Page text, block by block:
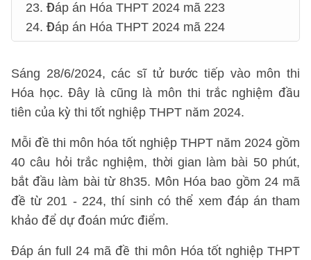
23. Đáp án Hóa THPT 2024 mã 223
24. Đáp án Hóa THPT 2024 mã 224
Sáng 28/6/2024, các sĩ tử bước tiếp vào môn thi
Hóa học. Đây là cũng là môn thi trắc nghiệm đầu
tiên của kỳ thi tốt nghiệp THPT năm 2024.
Mỗi đề thi môn hóa tốt nghiệp THPT năm 2024 gồm
40 câu hỏi trắc nghiệm, thời gian làm bài 50 phút,
bắt đầu làm bài từ 8h35. Môn Hóa bao gồm 24 mã
đề từ 201 - 224, thí sinh có thể xem đáp án tham
khảo để dự đoán mức điểm.
Đáp án full 24 mã đề thi môn Hóa tốt nghiệp THPT